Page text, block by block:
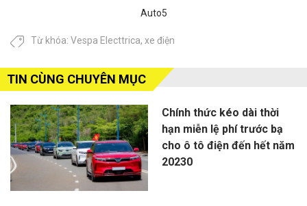
Auto5
Từ khóa: Vespa Electtrica, xe điện
TIN CÙNG CHUYÊN MỤC
Chính thức kéo dài thời
hạn miễn lệ phí trước bạ
cho ô tô điện đến hết năm
20230